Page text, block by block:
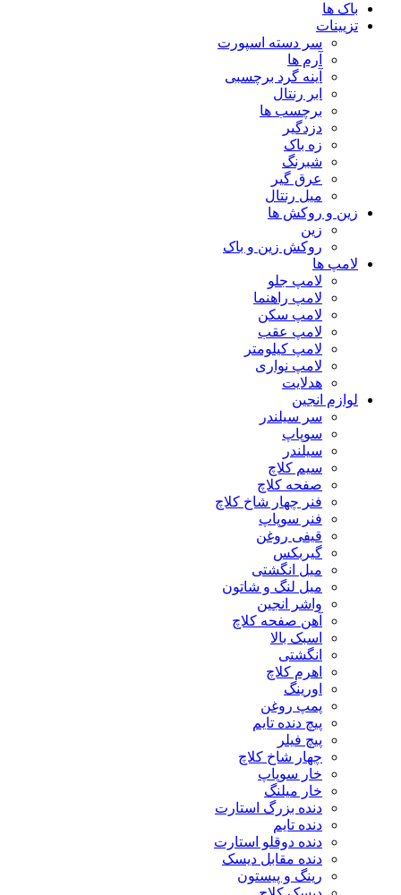
باک ها
تزیینات
سر دسته اسپورت
آرم ها
آینه گرد برچسبی
ابر رنتال
برچسب ها
دزدگیر
زه باک
شبرنگ
عرق گیر
میل رنتال
زین و روکش ها
زین
روکش زین و باک
لامپ ها
لامپ جلو
لامپ راهنما
لامپ سکن
لامپ عقب
لامپ کیلومتر
لامپ نواری
هدلایت
لوازم انجین
سر سیلندر
سوپاپ
سیلندر
سیم کلاچ
صفحه کلاچ
فنر چهار شاخ کلاچ
فنر سوپاپ
قیفی روغن
گیربکس
میل انگشتی
میل لنگ و شاتون
واشر انجین
آهن صفحه کلاچ
اسبک بالا
انگشتی
اهرم کلاچ
اورینگ
پمپ روغن
پیچ دنده تایم
پیچ فیلر
چهار شاخ کلاچ
خار سوپاپ
خار میلنگ
دنده بزرگ استارت
دنده تایم
دنده دوقلو استارت
دنده مقابل دیسک
رینگ و پیستون